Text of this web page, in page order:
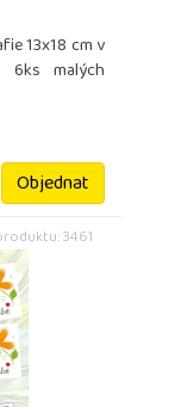
13x18 cm v
6ks malých
Objednat
3461